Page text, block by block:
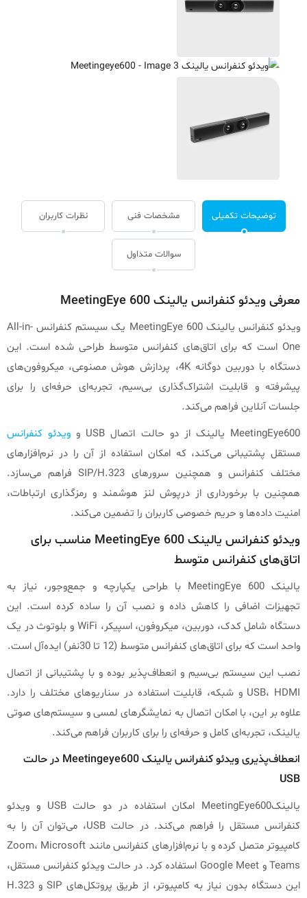
توضیحات تکمیلی مشخصات فنی نظرات کاربران
سوالات متداول
معرفی ویدئو کنفرانس یالینک MeetingEye 600
ویدئو کنفرانس یالینک MeetingEye 600 یک سیستم کنفرانس All-in-
One است که برای اتاق‌های کنفرانس متوسط طراحی شده است. این
دستگاه با دوربین دوگانه 4K، پردازش هوش مصنوعی، میکروفون‌های
پیشرفته و قابلیت اشتراک‌گذاری بی‌سیم، تجربه‌ای حرفه‌ای را برای
جلسات آنلاین فراهم می‌کند.
MeetingEye600 یالینک از دو حالت اتصال USB و
ویدئو کنفرانس
مستقل پشتیبانی می‌کند، که امکان استفاده از آن را در نرم‌افزارهای
مختلف کنفرانس و همچنین سرورهای SIP/H.323 فراهم می‌سازد.
همچنین با برخورداری از درپوش لنز هوشمند و رمزگذاری ارتباطات،
امنیت داده‌ها و حریم خصوصی کاربران را تضمین می‌کند.
ویدئو کنفرانس یالینک MeetingEye 600 مناسب برای
اتاق‌های کنفرانس متوسط
یالینک MeetingEye 600 با طراحی یکپارچه و جمع‌وجور، نیاز به
تجهیزات اضافی را کاهش داده و نصب آن را ساده کرده است. این
دستگاه شامل کدک، دوربین، میکروفون، اسپیکر، WiFi و بلوتوث در یک
واحد است که برای اتاق‌های کنفرانس متوسط (12 تا 30نفر) ایده‌آل است.
نصب این سیستم بی‌سیم و انعطاف‌پذیر بوده و با پشتیبانی از اتصال
USB، HDMI و شبکه، قابلیت استفاده در سناریوهای مختلف را دارد.
علاوه بر این، با امکان اتصال به نمایشگرهای لمسی و سیستم‌های صوتی
یالینک، تجربه‌ای کامل و حرفه‌ای را برای کاربران فراهم می‌کند.
انعطاف‌پذیری ویدئو کنفرانس یالینک Meetingeye600 در حالت
USB
یالینکMeetingEye600 امکان استفاده در دو حالت USB و ویدئو
کنفرانس مستقل را فراهم می‌کند. در حالت USB، می‌توان آن را به
کامپیوتر متصل کرده و با نرم‌افزارهای کنفرانس مانند Zoom، Microsoft
Teams و Google Meet استفاده کرد. در حالت ویدئو کنفرانس مستقل،
این دستگاه بدون نیاز به کامپیوتر، از طریق پروتکل‌های SIP و H.323